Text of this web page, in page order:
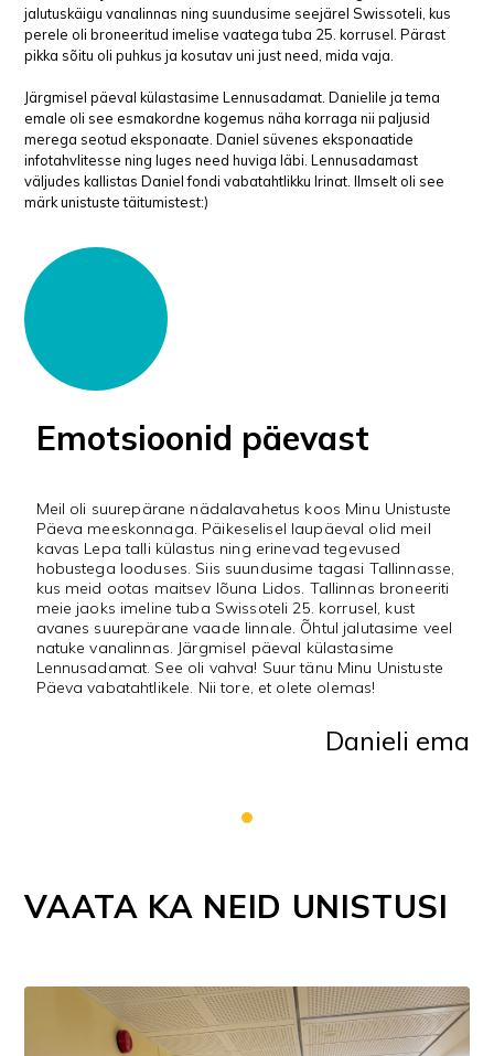
jalutuskäigu vanalinnas ning suundusime seejärel Swissoteli, kus
perele oli broneeritud imelise vaatega tuba 25. korrusel. Pärast
pikka sõitu oli puhkus ja kosutav uni just need, mida vaja.
Järgmisel päeval külastasime Lennusadamat. Danielile ja tema
emale oli see esmakordne kogemus näha korraga nii paljusid
merega seotud eksponaate. Daniel süvenes eksponaatide
infotahvlitesse ning luges need huviga läbi. Lennusadamast
väljudes kallistas Daniel fondi vabatahtlikku Irinat. Ilmselt oli see
märk unistuste täitumistest:)
Emotsioonid päevast
Meil oli suurepärane nädalavahetus koos Minu Unistuste
Päeva meeskonnaga. Päikeselisel laupäeval olid meil
kavas Lepa talli külastus ning erinevad tegevused
hobustega looduses. Siis suundusime tagasi Tallinnasse,
kus meid ootas maitsev lõuna Lidos. Tallinnas broneeriti
meie jaoks imeline tuba Swissoteli 25. korrusel, kust
avanes suurepärane vaade linnale. Õhtul jalutasime veel
natuke vanalinnas. Järgmisel päeval külastasime
Lennusadamat. See oli vahva! Suur tänu Minu Unistuste
Päeva vabatahtlikele. Nii tore, et olete olemas!
Danieli ema
VAATA KA NEID UNISTUSI